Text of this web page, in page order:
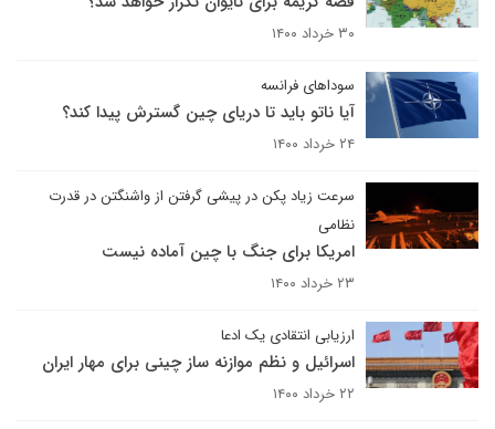
۳۰ خرداد ۱۴۰۰
سوداهای فرانسه
آیا ناتو باید تا دریای چین گسترش پیدا کند؟
۲۴ خرداد ۱۴۰۰
سرعت زیاد پکن در پیشی گرفتن از واشنگتن در قدرت
نظامی
امریکا برای جنگ با چین آماده نیست
۲۳ خرداد ۱۴۰۰
ارزیابی انتقادی یک ادعا
اسرائیل و نظم موازنه ساز چینی برای مهار ایران
۲۲ خرداد ۱۴۰۰